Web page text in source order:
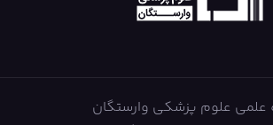
علمی علوم پزشکی وارستگان